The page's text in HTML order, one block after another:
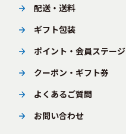
配送・送料
ギフト包装
ポイント・会員ステージ
クーポン・ギフト券
よくあるご質問
お問い合わせ